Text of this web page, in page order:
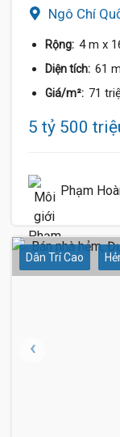
Ngô Chí
Rộng: 4 m x
Diện tích: 61
Giá/m²: 71
5 tỷ 500
Phạm
Dân Trí Cao